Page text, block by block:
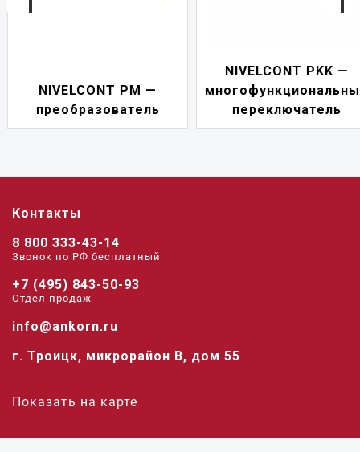
NIVELCONT PM —
преобразователь
NIVELCONT PKK —
переключатель
Контакты
8 800 333-43-14
Звонок по РФ беcплатный
+7 (495) 843-50-93
Отдел продаж
info@ankorn.ru
г. Троицк, микрорайон В, дом 55
Показать на карте